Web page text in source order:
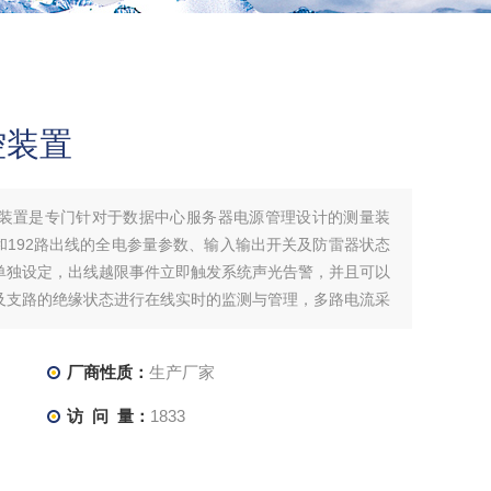
置
置是专门针对于数据中心服务器电源管理设计的测量装
路出线的全电参量参数、输入输出开关及防雷器状态
设定，出线越限事件立即触发系统声光告警，并且可以
路的绝缘状态进行在线实时的监测与管理，多路电流采
厂商性质： 生产厂家
访 问 量： 1833